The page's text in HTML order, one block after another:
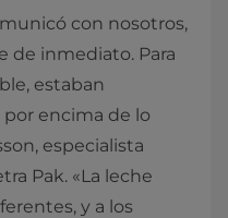
con nosotros,
de inmediato. Para
estaban
por encima de lo
especialista
Pak. «La leche
y a los